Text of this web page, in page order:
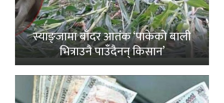
स्याङ्जामा बाँदर आतंक ‘पाकेको बाली
भित्राउनै पाउँदैनन् किसान’